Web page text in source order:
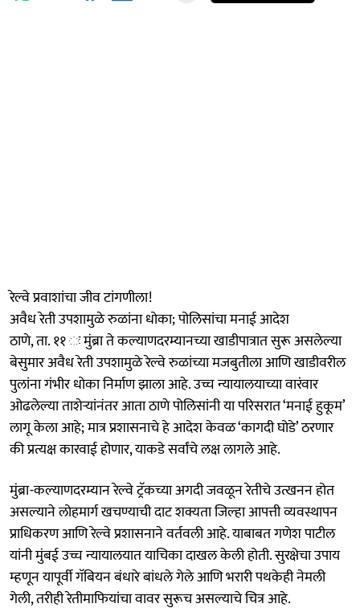
रेल्वे प्रवाशांचा जीव टांगणीला!
अवैध रेती उपशामुळे रुळांना धोका; पोलिसांचा मनाई आदेश
ठाणे, ता. ११ ः मुंब्रा ते कल्याणदरम्यानच्या खाडीपात्रात सुरू असलेल्या
बेसुमार अवैध रेती उपशामुळे रेल्वे रुळांच्या मजबुतीला आणि खाडीवरील
पुलांना गंभीर धोका निर्माण झाला आहे. उच्च न्यायालयाच्या वारंवार
ओढलेल्या ताशेऱ्यांनंतर आता ठाणे पोलिसांनी या परिसरात ‘मनाई हुकूम’
लागू केला आहे; मात्र प्रशासनाचे हे आदेश केवळ ‘कागदी घोडे’ ठरणार
की प्रत्यक्ष कारवाई होणार, याकडे सर्वांचे लक्ष लागले आहे.
मुंब्रा-कल्याणदरम्यान रेल्वे ट्रॅकच्या अगदी जवळून रेतीचे उत्खनन होत
असल्याने लोहमार्ग खचण्याची दाट शक्यता जिल्हा आपत्ती व्यवस्थापन
प्राधिकरण आणि रेल्वे प्रशासनाने वर्तवली आहे. याबाबत गणेश पाटील
यांनी मुंबई उच्च न्यायालयात याचिका दाखल केली होती. सुरक्षेचा उपाय
म्हणून यापूर्वी गॅबियन बंधारे बांधले गेले आणि भरारी पथकेही नेमली
गेली, तरीही रेतीमाफियांचा वावर सुरूच असल्याचे चित्र आहे.